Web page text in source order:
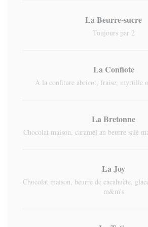
La Beurre-sucre
Toujours par 2
La Confiote
À la confiture abricot, fraise, myrtille
La Bretonne
Chocolat maison, caramel au beurre salé
La Joy
Chocolat maison, beurre de cacahuète,
m&m's